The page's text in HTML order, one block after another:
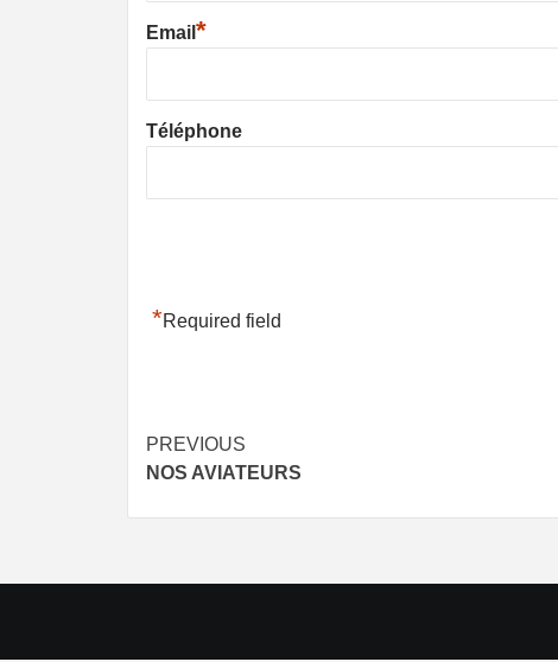
Email *
Téléphone
*Required field
Post
navigation
PREVIOUS
NOS AVIATEURS